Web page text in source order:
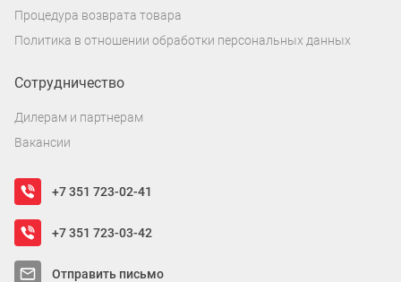
Процедура возврата товара
Политика в отношении обработки персональных данных
Сотрудничество
Дилерам и партнерам
Вакансии
+7 351 723-02-41
+7 351 723-03-42
Отправить письмо